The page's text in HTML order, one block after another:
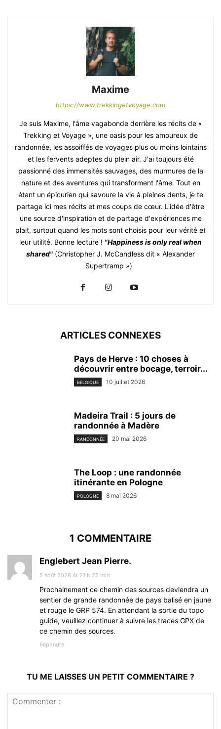
Maxime
https://www.trekkingetvoyage.com
Je suis Maxime, l'âme vagabonde derrière les récits de «
Trekking et Voyage », une oasis pour les amoureux de
randonnée, les assoiffés de voyages plus ou moins lointains
et les fervents adeptes du plein air. J'ai toujours été
passionné des immensités sauvages, des murmures de la
nature et des aventures qui transforment l'âme. Tout en
étant un épicurien qui savoure la vie à pleines dents, je te
partage ici mes récits et mes coups de cœur. L'idée d'être
une source d'inspiration et de partage d'expériences me
plait, surtout quand les mots sont choisis pour leur vérité et
leur utilité. Bonne lecture ! "Happiness is only real when
shared" (Christopher J. McCandless dit « Alexander
Supertramp »)
ARTICLES CONNEXES
Pays de Herve : 10 choses à
découvrir entre bocage, terroir...
BELGIQUE 10 juillet 2026
Madeira Trail : 5 jours de
randonnée à Madère
RANDONNÉE 20 mai 2026
The Loop : une randonnée
itinérante en Pologne
POLOGNE 8 mai 2026
1 COMMENTAIRE
Englebert Jean Pierre.
5 août 2026 At 21 h 25 min
Prochainement ce chemin des sources deviendra un
sentier de grande randonnée de pays balisé en jaune
et rouge le GRP 574. En attendant la sortie du topo
guide, veuillez continuer à suivre les traces GPX de
ce chemin des sources.
Répondre
TU ME LAISSES UN PETIT COMMENTAIRE ?